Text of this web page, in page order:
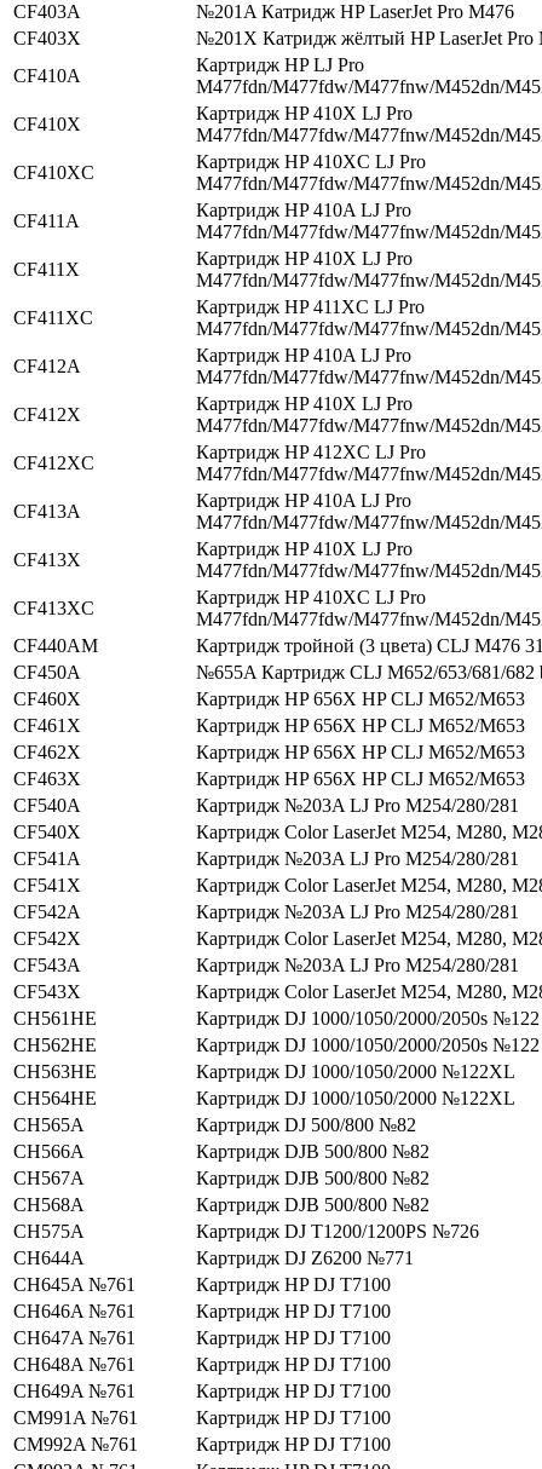
CF403A
№201A Катридж HP LaserJet Pro M476
CF403X
№201X Катридж жёлтый HP LaserJet Pro
CF410A
Картридж HP LJ Pro
M477fdn/M477fdw/M477fnw/M452dn/
CF410X
Картридж HP 410X LJ Pro
M477fdn/M477fdw/M477fnw/M452dn/
CF410XC
Картридж HP 410XC LJ Pro
M477fdn/M477fdw/M477fnw/M452dn/
CF411A
Картридж HP 410A LJ Pro
M477fdn/M477fdw/M477fnw/M452dn/
CF411X
Картридж HP 410X LJ Pro
M477fdn/M477fdw/M477fnw/M452dn/
CF411XC
Картридж HP 411XC LJ Pro
M477fdn/M477fdw/M477fnw/M452dn/
CF412A
Картридж HP 410A LJ Pro
M477fdn/M477fdw/M477fnw/M452dn/
CF412X
Картридж HP 410X LJ Pro
M477fdn/M477fdw/M477fnw/M452dn/
CF412XC
Картридж HP 412XC LJ Pro
M477fdn/M477fdw/M477fnw/M452dn/
CF413A
Картридж HP 410A LJ Pro
M477fdn/M477fdw/M477fnw/M452dn/
CF413X
Картридж HP 410X LJ Pro
M477fdn/M477fdw/M477fnw/M452dn/
CF413XC
Картридж HP 410XC LJ Pro
M477fdn/M477fdw/M477fnw/M452dn/
CF440AM
Картридж тройной (3 цвета) CLJ M476
CF450A
№655A Картридж CLJ M652/653/681/682
CF460X
Картридж HP 656X HP CLJ M652/M653
CF461X
Картридж HP 656X HP CLJ M652/M653
CF462X
Картридж HP 656X HP CLJ M652/M653
CF463X
Картридж HP 656X HP CLJ M652/M653
CF540A
Картридж №203A LJ Pro M254/280/281
CF540X
Картридж Color LaserJet M254, M280,
CF541A
Картридж №203A LJ Pro M254/280/281
CF541X
Картридж Color LaserJet M254, M280,
CF542A
Картридж №203A LJ Pro M254/280/281
CF542X
Картридж Color LaserJet M254, M280,
CF543A
Картридж №203A LJ Pro M254/280/281
CF543X
Картридж Color LaserJet M254, M280,
CH561HE
Картридж DJ 1000/1050/2000/2050s №122
CH562HE
Картридж DJ 1000/1050/2000/2050s №122
CH563HE
Картридж DJ 1000/1050/2000 №122XL
CH564HE
Картридж DJ 1000/1050/2000 №122XL
CH565A
Картридж DJ 500/800 №82
CH566A
Картридж DJВ 500/800 №82
CH567A
Картридж DJВ 500/800 №82
CH568A
Картридж DJВ 500/800 №82
CH575A
Картридж DJ T1200/1200PS №726
CH644A
Картридж DJ Z6200 №771
CH645A №761
Картридж HP DJ T7100
CH646A №761
Картридж HP DJ T7100
CH647A №761
Картридж HP DJ T7100
CH648A №761
Картридж HP DJ T7100
CH649A №761
Картридж HP DJ T7100
CM991A №761
Картридж HP DJ T7100
CM992A №761
Картридж HP DJ T7100